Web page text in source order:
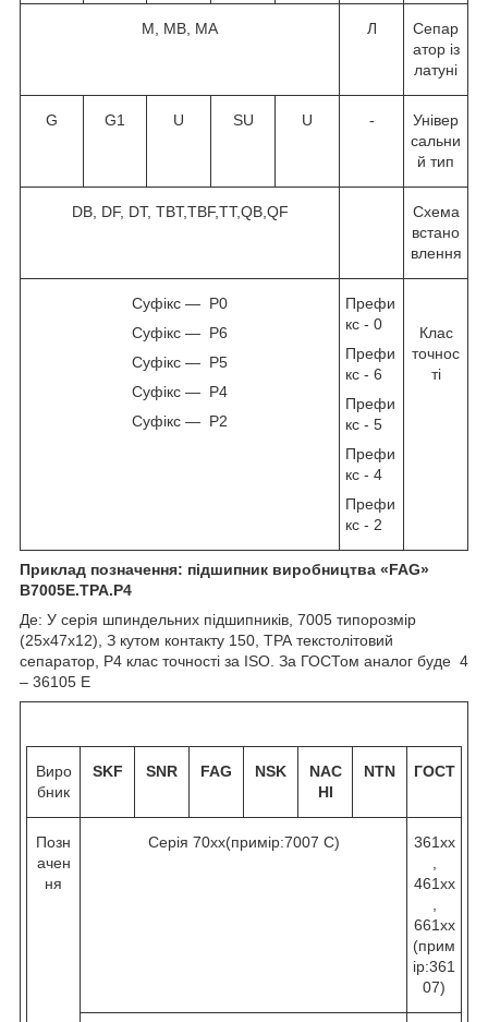
M, MB, MA Л
Сепар
атор із
латуні
G G1 U SU U -
Універ
сальни
й тип
DB, DF, DT, TBT,TBF,TT,QB,QF
Схема
встано
влення
Суфікс — P0
Суфікс — P6
Суфікс — P5
Суфікс — P4
Суфікс — P2
Префи
кс - 0
Префи
кс - 6
Префи
кс - 5
Префи
кс - 4
Префи
кс - 2
Клас
точнос
ті
Приклад позначення: підшипник виробництва «FAG»
B7005Е.TPA.P4
Де: У серія шпиндельних підшипників, 7005 типорозмір
(25х47х12), З кутом контакту 150 , ТРА текстолітовий
сепаратор, Р4 клас точності за ISO. За ГОСТом аналог буде 4
– 36105 Е
Виро
бник
SKF SNR FAG NSK
NAC
HI
NTN ГОСТ
Позн
ачен
ня
Серія 70хх(примір:7007 C)
361хх
461хх
661хх
(прим
ір:361
07)